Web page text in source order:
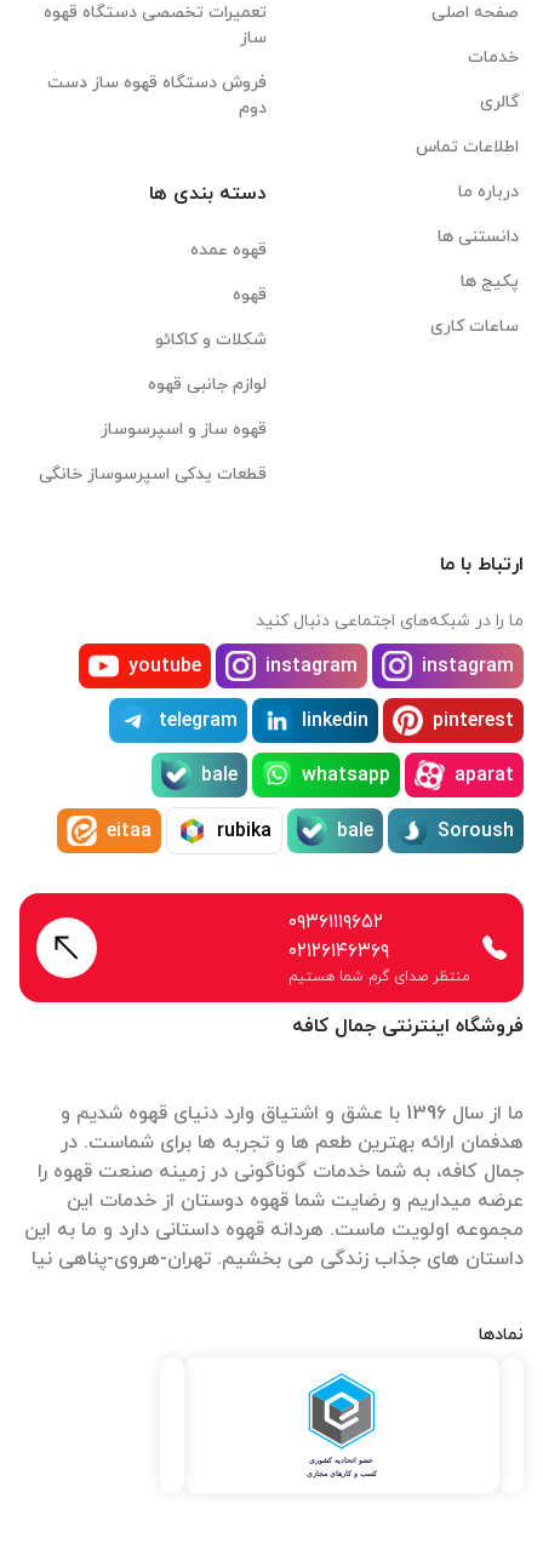
فروشگاه اینترنتی جمال کافه
ما از سال 1396 با عشق و اشتیاق وارد دنیای قهوه شدیم و
هدفمان ارائه بهترین طعم ها و تجربه ها برای شماست. در
جمال کافه، به شما خدمات گوناگونی در زمینه صنعت قهوه را
عرضه میداریم و رضایت شما قهوه دوستان از خدمات این
مجموعه اولویت ماست. هردانه قهوه داستانی دارد و ما به این
داستان های جذاب زندگی می بخشیم. تهران-هروی-پناهی نیا
نمادها
صفحه اصلی
خدمات
گالری
اطلاعات تماس
درباره ما
دانستنی ها
پکیج ها
ساعات کاری
تعمیرات تخصصی دستگاه قهوه
ساز
فروش دستگاه قهوه ساز دست
دوم
دسته بندی ها
قهوه عمده
قهوه
شکلات و کاکائو
لوازم جانبی قهوه
قهوه ساز و اسپرسوساز
قطعات یدکی اسپرسوساز خانگی
ارتباط با ما
ما را در شبکه‌های اجتماعی دنبال کنید
instagram
instagram
youtube
pinterest
linkedin
telegram
aparat
whatsapp
bale
Soroush
bale
rubika
eitaa
۰۹۳۶۱۱۱۹۶۵۲
۰۲۱۲۶۱۴۶۳۶۹
منتظر صدای گرم شما هستیم